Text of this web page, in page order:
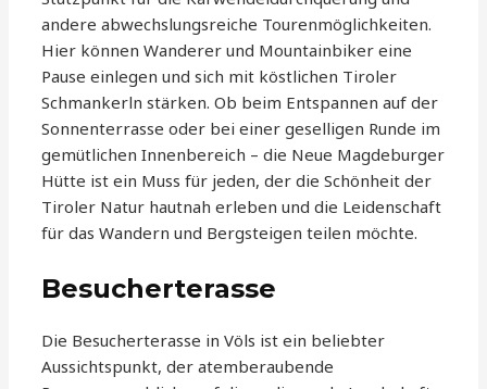
andere abwechslungsreiche Tourenmöglichkeiten.
Hier können Wanderer und Mountainbiker eine
Pause einlegen und sich mit köstlichen Tiroler
Schmankerln stärken. Ob beim Entspannen auf der
Sonnenterrasse oder bei einer geselligen Runde im
gemütlichen Innenbereich – die Neue Magdeburger
Hütte ist ein Muss für jeden, der die Schönheit der
Tiroler Natur hautnah erleben und die Leidenschaft
für das Wandern und Bergsteigen teilen möchte.
Besucherterasse
Die Besucherterasse in Völs ist ein beliebter
Aussichtspunkt, der atemberaubende